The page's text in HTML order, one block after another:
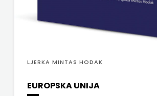
LJERKA MINTAS HODAK
EUROPSKA UNIJA